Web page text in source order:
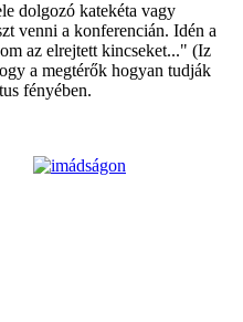
dolgozó katekéta vagy
venni a konferencián. Idén a
az elrejtett kincseket..." (Iz
a megtérők hogyan tudják
fényében.